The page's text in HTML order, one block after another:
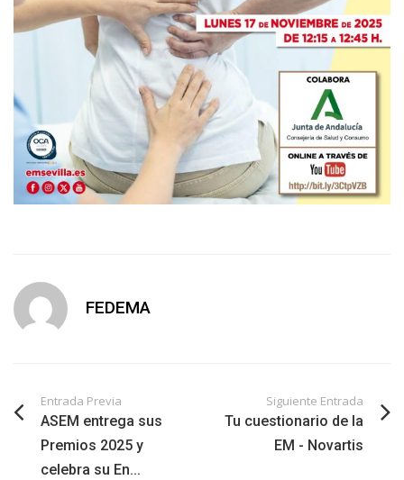
FEDEMA
Entrada Previa
ASEM entrega sus
Premios 2025 y
celebra su En...
Siguiente Entrada
Tu cuestionario de la
EM - Novartis